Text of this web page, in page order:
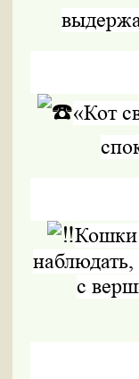
«Кот
Кошки
наблюдать,
с